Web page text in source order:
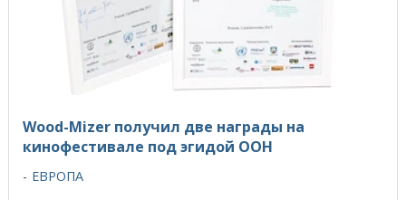
Wood-Mizer получил две награды на
кинофестивале под эгидой ООН
ЕВРОПА